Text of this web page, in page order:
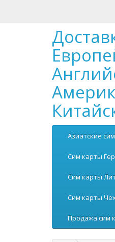
Азиатские
Сим карты
Сим карты
Сим карты
Продажа сим